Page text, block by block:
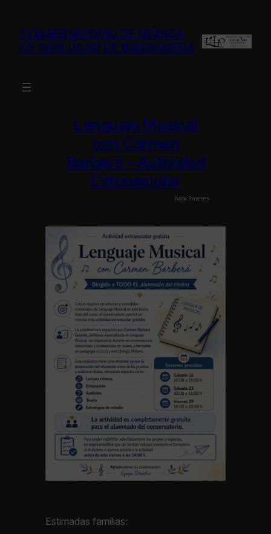
contenido
CONSERVATORIO DE MÚSICA
DE SANLÚCAR DE BARRAMEDA
Lenguaje Musical
con Carmen
Barberá – Actividad
Extraescolar
hace 3 meses
Estimadas familias: